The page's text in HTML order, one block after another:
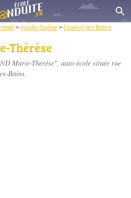
> Haute-Saône > Luxeuil-les-Bains
Thérèse
Marie-Thérèse", auto-école située rue
Bains.